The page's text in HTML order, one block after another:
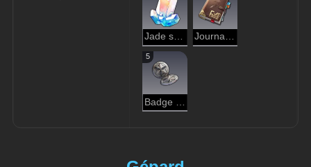
Jade stellaire Journal d'aventure
5